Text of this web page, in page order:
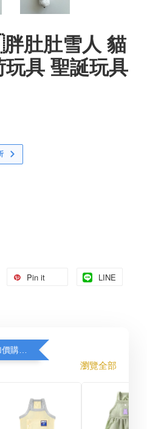
肚肚雪人 貓
具 聖誕玩具
Pin it LINE
瀏覽全部